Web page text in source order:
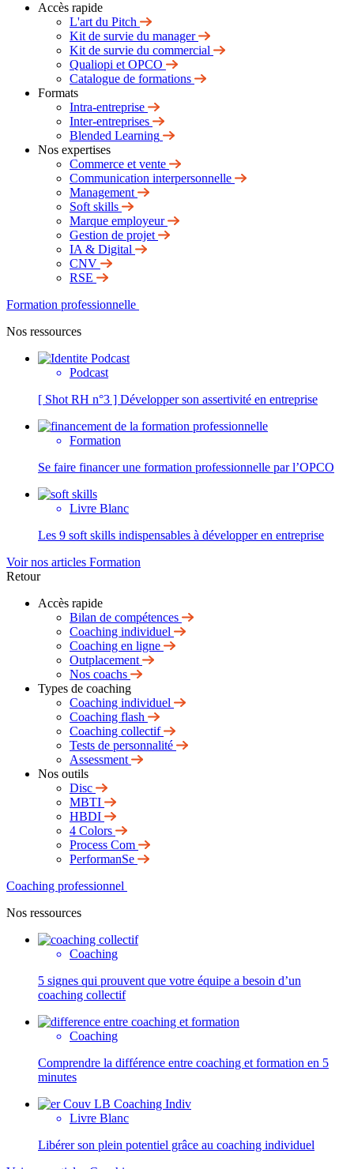
Accès rapide
L'art du Pitch
Kit de survie du manager
Kit de survie du commercial
Qualiopi et OPCO
Catalogue de formations
Formats
Intra-entreprise
Inter-entreprises
Blended Learning
Nos expertises
Commerce et vente
Communication interpersonnelle
Management
Soft skills
Marque employeur
Gestion de projet
IA & Digital
CNV
RSE
Formation professionnelle
Nos ressources
Podcast
[ Shot RH n°3 ] Développer son assertivité en entreprise
Formation
Se faire financer une formation professionnelle par l’OPCO
Livre Blanc
Les 9 soft skills indispensables à développer en entreprise
Voir nos articles Formation
Retour
Accès rapide
Bilan de compétences
Coaching individuel
Coaching en ligne
Outplacement
Nos coachs
Types de coaching
Coaching individuel
Coaching flash
Coaching collectif
Tests de personnalité
Assessment
Nos outils
Disc
MBTI
HBDI
4 Colors
Process Com
PerformanSe
Coaching professionnel
Nos ressources
Coaching
5 signes qui prouvent que votre équipe a besoin d’un
coaching collectif
Coaching
Comprendre la différence entre coaching et formation en 5
minutes
Livre Blanc
Libérer son plein potentiel grâce au coaching individuel